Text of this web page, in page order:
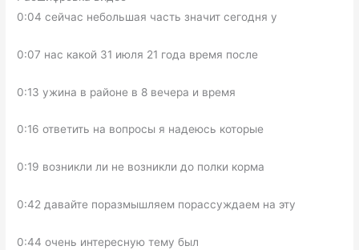
0:04 сейчас небольшая часть значит сегодня у
0:07 нас какой 31 июля 21 года время после
0:13 ужина в районе в 8 вечера и время
0:16 ответить на вопросы я надеюсь которые
0:19 возникли ли не возникли до полки корма
0:42 давайте поразмышляем порассуждаем на эту
0:44 очень интересную тему был